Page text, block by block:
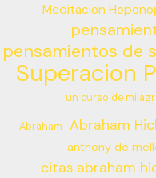
Meditacion
pensamientos de
Superacion
un curso de
Abraham Abraham
anthony de
citas abraham